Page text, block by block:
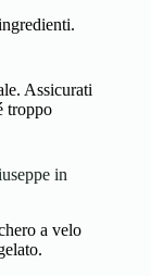
Assicurati
troppo
in
a velo